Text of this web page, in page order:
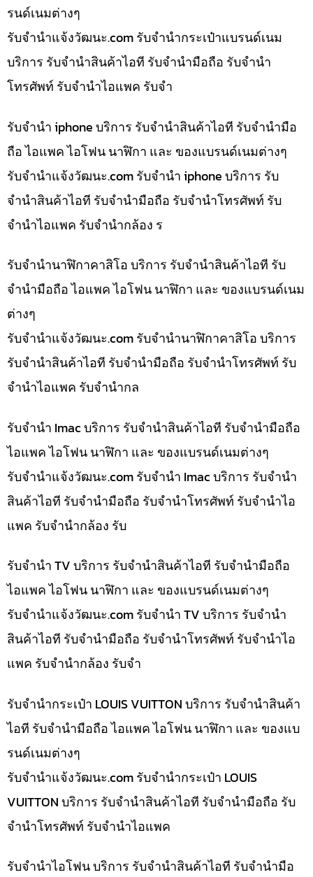
รนด์เนมต่างๆ
รับจํานําแจ้งวัฒนะ.com รับจำนำกระเป๋าแบรนด์เนม
บริการ รับจำนำสินค้าไอที รับจำนำมือถือ รับจำนำ
โทรศัพท์ รับจำนำไอแพค รับจำ
รับจำนำ iphone บริการ รับจำนำสินค้าไอที รับจำนำมือ
ถือ ไอแพค ไอโฟน นาฬิกา และ ของแบรนด์เนมต่างๆ
รับจํานําแจ้งวัฒนะ.com รับจำนำ iphone บริการ รับ
จำนำสินค้าไอที รับจำนำมือถือ รับจำนำโทรศัพท์ รับ
จำนำไอแพค รับจำนำกล้อง ร
รับจำนำนาฬิกาคาสิโอ บริการ รับจำนำสินค้าไอที รับ
จำนำมือถือ ไอแพค ไอโฟน นาฬิกา และ ของแบรนด์เนม
ต่างๆ
รับจํานําแจ้งวัฒนะ.com รับจำนำนาฬิกาคาสิโอ บริการ
รับจำนำสินค้าไอที รับจำนำมือถือ รับจำนำโทรศัพท์ รับ
จำนำไอแพค รับจำนำกล
รับจำนำ Imac บริการ รับจำนำสินค้าไอที รับจำนำมือถือ
ไอแพค ไอโฟน นาฬิกา และ ของแบรนด์เนมต่างๆ
รับจํานําแจ้งวัฒนะ.com รับจำนำ Imac บริการ รับจำนำ
สินค้าไอที รับจำนำมือถือ รับจำนำโทรศัพท์ รับจำนำไอ
แพค รับจำนำกล้อง รับ
รับจำนำ TV บริการ รับจำนำสินค้าไอที รับจำนำมือถือ
ไอแพค ไอโฟน นาฬิกา และ ของแบรนด์เนมต่างๆ
รับจํานําแจ้งวัฒนะ.com รับจำนำ TV บริการ รับจำนำ
สินค้าไอที รับจำนำมือถือ รับจำนำโทรศัพท์ รับจำนำไอ
แพค รับจำนำกล้อง รับจำ
รับจำนำกระเป๋า LOUIS VUITTON บริการ รับจำนำสินค้า
ไอที รับจำนำมือถือ ไอแพค ไอโฟน นาฬิกา และ ของแบ
รนด์เนมต่างๆ
รับจํานําแจ้งวัฒนะ.com รับจำนำกระเป๋า LOUIS
VUITTON บริการ รับจำนำสินค้าไอที รับจำนำมือถือ รับ
จำนำโทรศัพท์ รับจำนำไอแพค
รับจำนำไอโฟน บริการ รับจำนำสินค้าไอที รับจำนำมือ